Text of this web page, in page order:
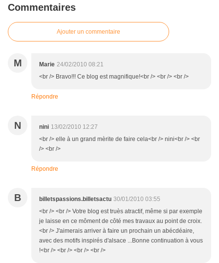
Commentaires
Ajouter un commentaire
M Marie 24/02/2010 08:21
<br /> Bravo!!! Ce blog est magnifique!<br /> <br /> <br />
Répondre
N nini 13/02/2010 12:27
<br /> elle à un grand mèrite de faire cela<br /> nini<br /> <br
/> <br />
Répondre
B billetspassions.billetsactu 30/01/2010 03:55
<br /> <br /> Votre blog est truès atractif, même si par exemple
je laisse en ce môment de côté mes travaux au point de croix.
<br /> J'aimerais arriver à faire un prochain un abécdéaire,
avec des motifs inspirés d'alsace ...Bonne continuation à vous
!<br /> <br /> <br /> <br />